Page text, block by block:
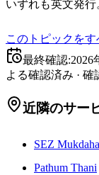
いずれも英文発行
このトピックをす
最終確認:2026
よる確認済み · 確
近隣のサー
SEZ
Pathum Thani